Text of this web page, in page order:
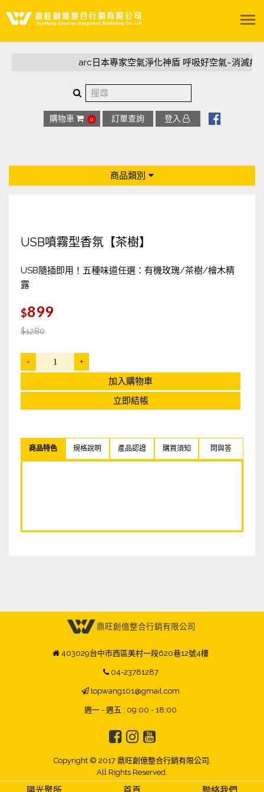
服務項目
精選案例
陽光聚所
arc日本專家空氣淨化神盾 呼吸好空氣~消滅病
購物車 0 訂單查詢 登入
商品類別
arc日本專家空氣淨化神盾
LOHAS優活好菌多多 益生菌
大甲媽祖遶境專用鞋【平步青雲】系列鞋款
徐老爹 純手工蠶絲棉花被
招財開運3D立體雷雕燈
可夫萊堅果之家
熱門推薦Hot!
USB噴霧型香氛【茶樹】
USB隨插即用！五種味道任選：有機玫瑰/茶樹/檜木精
露
$899
$1280
- +
加入購物車
立即結帳
商品特色 規格說明 產品認證 購買須知 問與答
鼎旺創億整合行銷有限公司
403029台中市西區美村一段620巷12號4樓
04-23781287
topwang101@gmail.com
週一 - 週五 : 09:00 - 18:00
Copyright © 2017 鼎旺創億整合行銷有限公司.
All Rights Reserved.